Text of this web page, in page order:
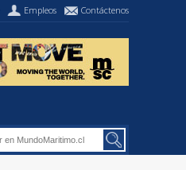
Empleos Contáctenos